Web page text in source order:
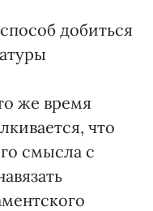
добиться
же время
что
смысла с